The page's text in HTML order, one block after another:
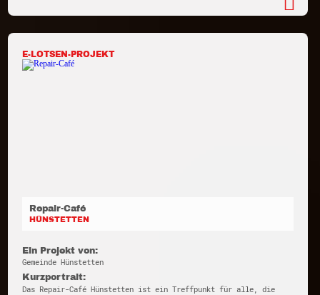
E-LOTSEN-PROJEKT
Repair-Café
HÜNSTETTEN
Ein Projekt von:
Gemeinde Hünstetten
Kurzportrait:
Das Repair-Café Hünstetten ist ein Treffpunkt für alle, die